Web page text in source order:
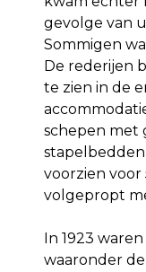
gevolge van
Sommigen
De rederijen
te zien in de
schepen met
voorzien
volgepropt
In 1923
waaronder